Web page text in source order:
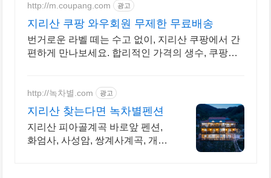
http://m.coupang.com 광고
지리산 쿠팡 와우회원 무제한 무료배송
번거로운 라벨 떼는 수고 없이, 지리산 쿠팡에서 간
편하게 만나보세요. 합리적인 가격의 생수, 쿠팡에
http://녹차별.com 광고
지리산 찾는다면 녹차별펜션
지리산 피아골계곡 바로앞 펜션,
화엄사, 사성암, 쌍계사계곡, 개별